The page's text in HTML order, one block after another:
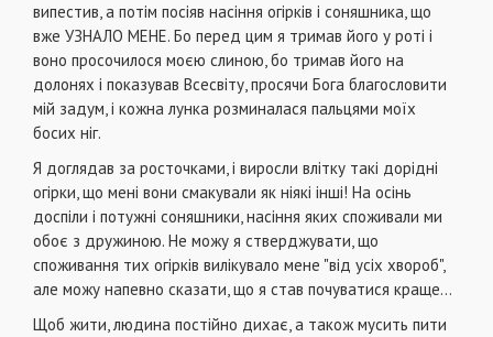
випестив, а потім посіяв насіння огірків і соняшника, що
вже УЗНАЛО МЕНЕ. Бо перед цим я тримав його у роті і
воно просочилося моєю слиною, бо тримав його на
долонях і показував Всесвіту, просячи Бога благословити
мій задум, і кожна лунка розминалася пальцями моїх
босих ніг.
Я доглядав за росточками, і виросли влітку такі дорідні
огірки, що мені вони смакували як ніякі інші! На осінь
доспіли і потужні соняшники, насіння яких споживали ми
обоє з дружиною. Не можу я стверджувати, що
споживання тих огірків вилікувало мене "від усіх хвороб",
але можу напевно сказати, що я став почуватися краще...
Щоб жити, людина постійно дихає, а також мусить пити